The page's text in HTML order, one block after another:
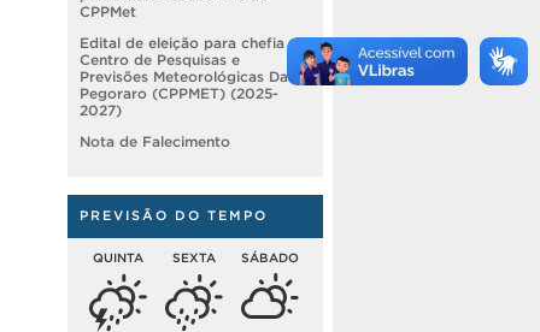
CPPMet
Edital de eleição para chefia do
Centro de Pesquisas e
Previsões Meteorológicas Darci
Pegoraro (CPPMET) (2025-
2027)
Nota de Falecimento
PREVISÃO DO TEMPO
QUINTA SEXTA SÁBADO